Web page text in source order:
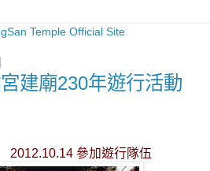
建廟230年遊行活動
2012.10.14 參加遊行隊伍